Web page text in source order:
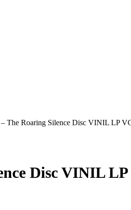
– The Roaring Silence Disc VINIL LP
Disc VINIL